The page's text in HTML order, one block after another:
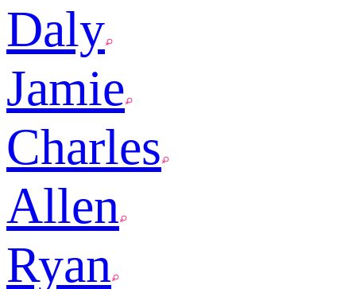
Daly
Jamie
Charles
Allen
Ryan